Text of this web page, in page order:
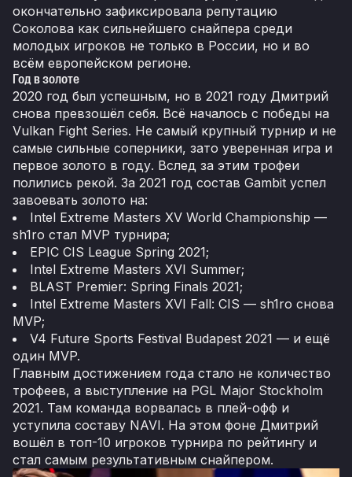
окончательно зафиксировала репутацию
Соколова как сильнейшего снайпера среди
молодых игроков не только в России, но и во
всём европейском регионе.
Год в золоте
2020 год был успешным, но в 2021 году Дмитрий
снова превзошёл себя. Всё началось с победы на
Vulkan Fight Series. Не самый крупный турнир и не
самые сильные соперники, зато уверенная игра и
первое золото в году. Вслед за этим трофеи
полились рекой. За 2021 год состав Gambit успел
завоевать золото на:
Intel Extreme Masters XV World Championship —
sh1ro стал MVP турнира;
EPIC CIS League Spring 2021;
Intel Extreme Masters XVI Summer;
BLAST Premier: Spring Finals 2021;
Intel Extreme Masters XVI Fall: CIS — sh1ro снова
MVP;
V4 Future Sports Festival Budapest 2021 — и ещё
один MVP.
Главным достижением года стало не количество
трофеев, а выступление на PGL Major Stockholm
2021. Там команда ворвалась в плей-офф и
уступила составу NAVI. На этом фоне Дмитрий
вошёл в топ-10 игроков турнира по рейтингу и
стал самым результативным снайпером.